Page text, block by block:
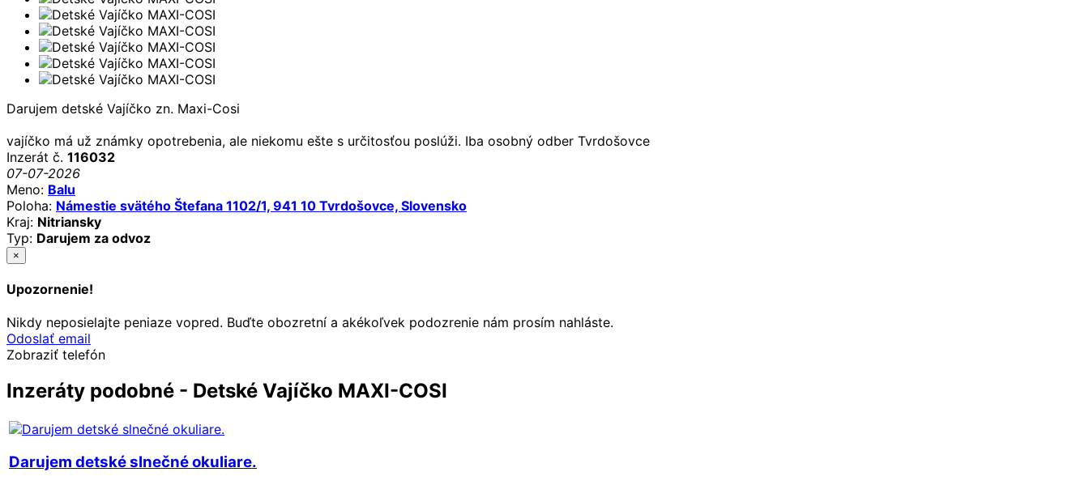
Darujem detské Vajíčko zn. Maxi-Cosi
vajíčko má už známky opotrebenia, ale niekomu ešte s určitosťou poslúži. Iba osobný odber Tvrdošovce
Inzerát č. 116032
07-07-2026
Meno: Balu
Poloha: Námestie svätého Štefana 1102/1, 941 10 Tvrdošovce, Slovensko
Kraj: Nitriansky
Typ: Darujem za odvoz
×
Upozornenie!
Nikdy neposielajte peniaze vopred. Buďte obozretní a akékoľvek podozrenie nám prosím nahláste.
Odoslať email
Zobraziť telefón
Inzeráty podobné - Detské Vajíčko MAXI-COSI
Darujem detské slnečné okuliare.